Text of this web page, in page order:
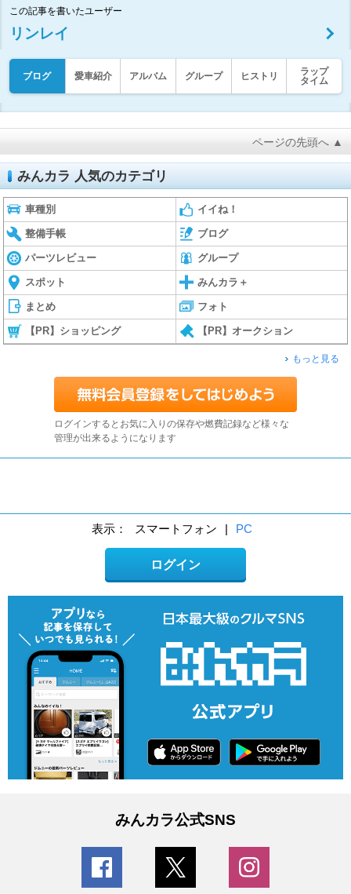
この記事を書いたユーザー
リンレイ
ブログ 愛車紹介 アルバム グループ ヒストリ
ラップ
タイム
ページの先頭へ ▲
みんカラ 人気のカテゴリ
車種別 イイね！
整備手帳 ブログ
パーツレビュー グループ
スポット みんカラ＋
まとめ フォト
【PR】ショッピング 【PR】オークション
もっと見る
ログインするとお気に入りの保存や燃費記録など様々な
管理が出来るようになります
表示： スマートフォン | PC
ログイン
みんカラ公式SNS